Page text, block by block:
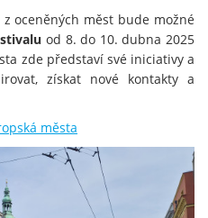
oceněných měst bude možné
od 8. do 10. dubna 2025
zde představí své iniciativy a
získat nové kontakty a
města